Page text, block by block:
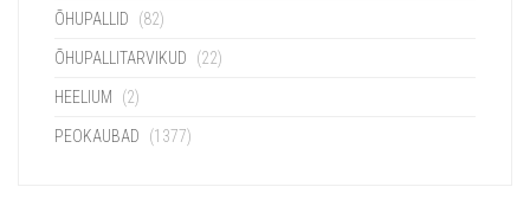
ÕHUPALLID (82)
ÕHUPALLITARVIKUD (22)
HEELIUM (2)
PEOKAUBAD (1377)